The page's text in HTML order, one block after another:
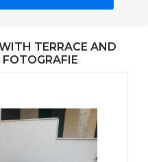
TERRACE AND
FOTOGRAFIE